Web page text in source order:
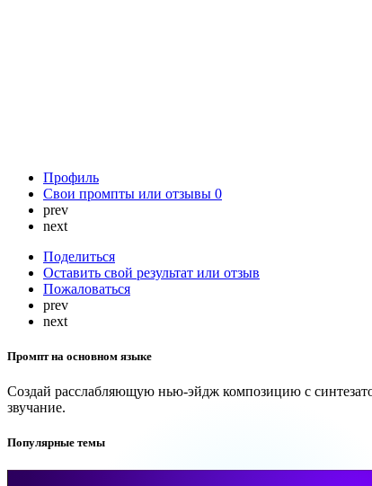
Профиль
Свои промпты или отзывы 0
prev
next
Поделиться
Оставить свой результат или отзыв
Пожаловаться
prev
next
Промпт на основном языке
Создай расслабляющую нью-эйдж композицию с
звучание.
Популярные темы